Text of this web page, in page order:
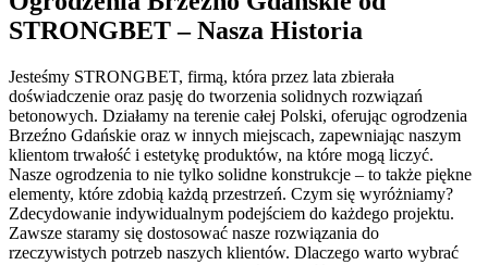
STRONGBET –Nasza Historia
Jesteśmy STRONGBET, firmą, która przez lata zbierała
doświadczenie oraz pasję do tworzenia solidnych rozwiązań
betonowych. Działamy na terenie całej Polski, oferując ogrodzenia
Brzeźno Gdańskie oraz w innych miejscach, zapewniając naszym
klientom trwałość i estetykę produktów, na które mogą liczyć.
Nasze ogrodzenia to nie tylko solidne konstrukcje – to także piękne
elementy, które zdobią każdą przestrzeń. Czym się wyróżniamy?
Zdecydowanie indywidualnym podejściem do każdego projektu.
Zawsze staramy się dostosować nasze rozwiązania do
rzeczywistych potrzeb naszych klientów. Dlaczego warto wybrać